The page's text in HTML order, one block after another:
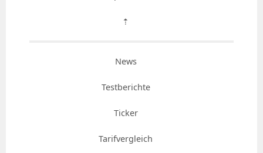
⇡
News
Testberichte
Ticker
Tarifvergleich